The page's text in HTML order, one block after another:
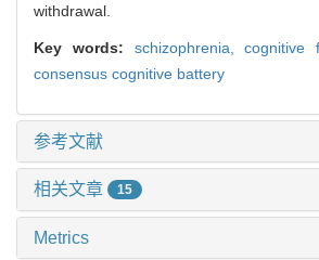
withdrawal.
Key words: schizophrenia,cognitive
consensus cognitive battery
参考文献
相关文章 15
Metrics